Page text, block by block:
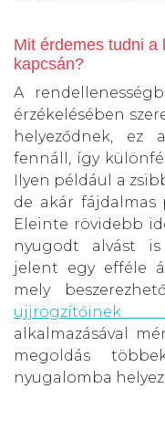
Mit érdemes tudni a
kapcsán?
A
érzékelésében
helyeződnek, ez
fennáll, így
Ilyen például a
de akár fájdalmas
Eleinte rövidebb
nyugodt alvást is
jelent egy efféle
mely
ujjrögzítőinek
alkalmazásával
megoldás
nyugalomba